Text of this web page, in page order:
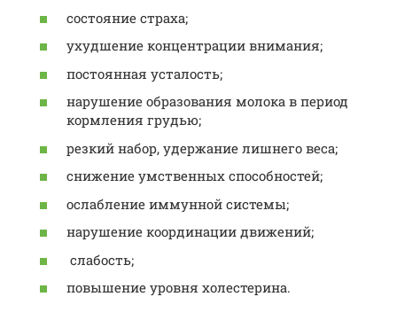
состояние страха;
ухудшение концентрации внимания;
постоянная усталость;
нарушение образования молока в период
кормления грудью;
резкий набор, удержание лишнего веса;
снижение умственных способностей;
ослабление иммунной системы;
нарушение координации движений;
слабость;
повышение уровня холестерина.